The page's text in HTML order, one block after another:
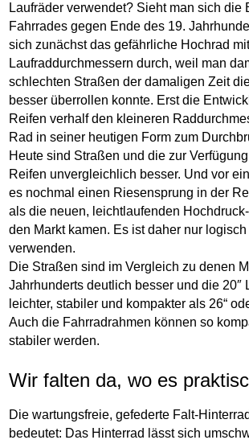
Laufräder verwendet? Sieht man sich die
Fahrrades gegen Ende des 19.
sich zunächst das gefährliche Hochrad
Laufraddurchmessern durch, weil man
schlechten Straßen der damaligen Zeit
besser überrollen konnte. Erst die
Reifen verhalf den kleineren
Rad in seiner heutigen Form zum
Heute sind Straßen und die zur
Reifen unvergleichlich besser. Und vor
es nochmal einen Riesensprung in der
als die neuen, leichtlaufenden
den Markt kamen. Es ist daher nur logisch
verwenden.
Die Straßen sind im Vergleich zu denen
Jahrhunderts deutlich besser und die 20″
leichter, stabiler und kompakter als 26“
Auch die Fahrradrahmen können so
stabiler werden.
Wir falten da, wo es
Die wartungsfreie, gefederte Falt-
bedeutet: Das Hinterrad lässt sich